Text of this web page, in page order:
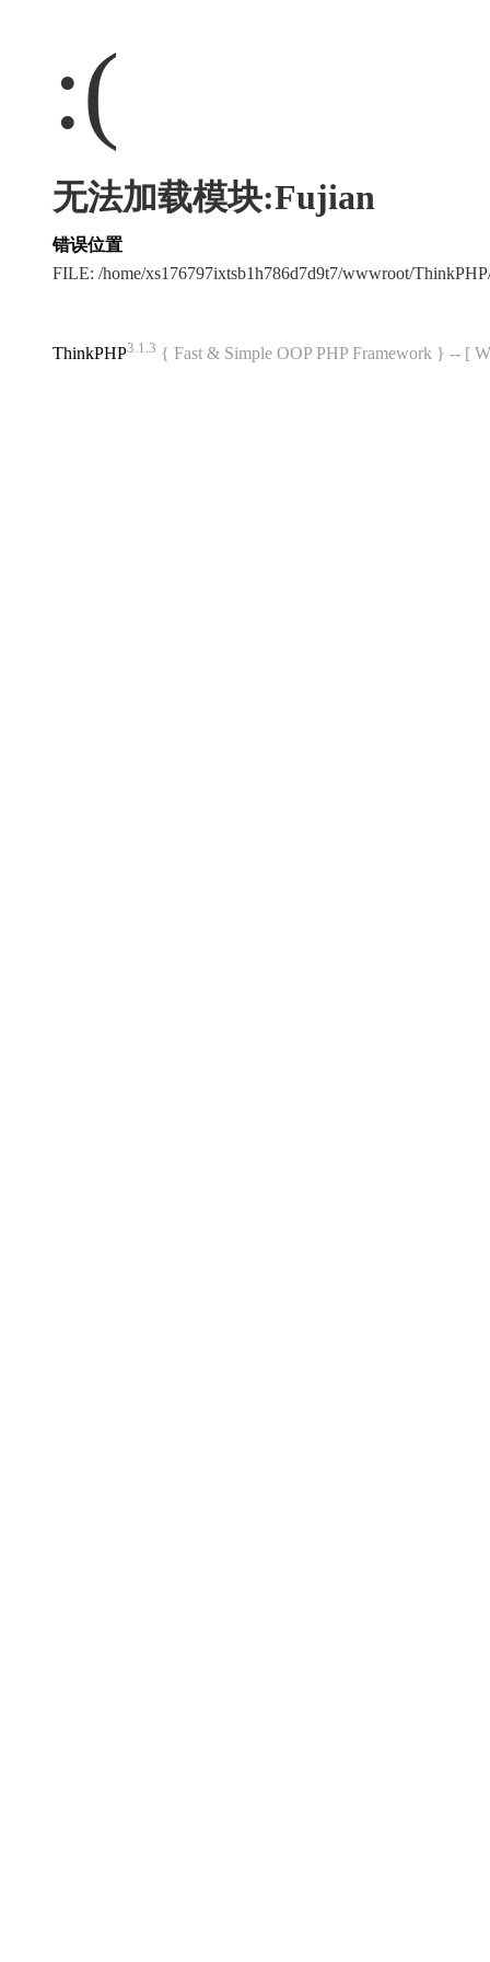
:(
无法加载模块:Fujian
错误位置
FILE: /home/xs176797ixtsb1h786d7d9t7/wwwroot/
ThinkPHP3.1.3 { Fast & Simple OOP PHP Framework } -- [